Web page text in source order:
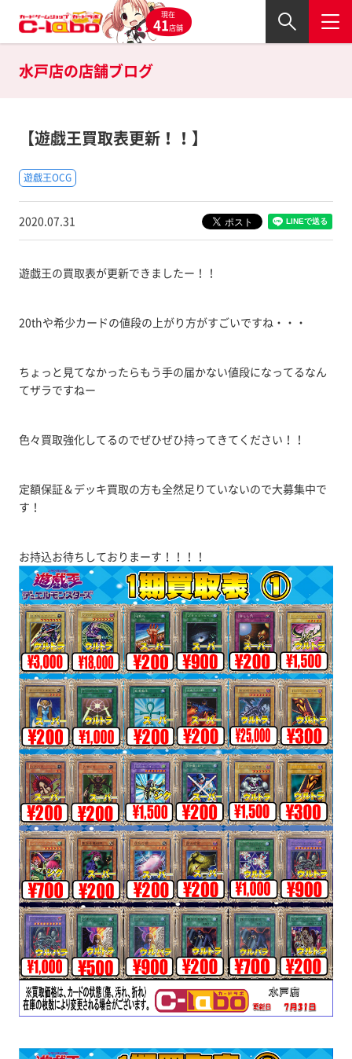
現在
41店舗
水戸店の店舗ブログ
【遊戯王買取表更新！！】
遊戯王OCG
2020.07.31
遊戯王の買取表が更新できましたー！！
20thや希少カードの値段の上がり方がすごいですね・・・
ちょっと見てなかったらもう手の届かない値段になってるなん
てザラですねー
色々買取強化してるのでぜひぜひ持ってきてください！！
定額保証＆デッキ買取の方も全然足りていないので大募集中で
す！
お持込お待ちしておりまーす！！！！